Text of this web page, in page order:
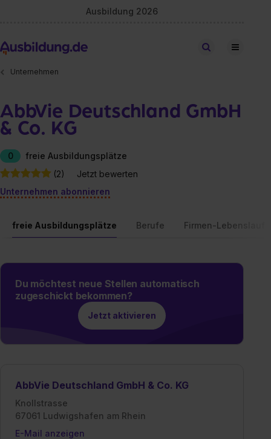
Ausbildung 2026
Stellen finden
Unternehmen
AbbVie Deutschland GmbH
& Co. KG
0
freie Ausbildungsplätze
(2)
Jetzt bewerten
Unternehmen abonnieren
freie Ausbildungsplätze Berufe Firmen-Lebenslauf
Du möchtest neue Stellen automatisch
zugeschickt bekommen?
Jetzt aktivieren
AbbVie Deutschland GmbH & Co. KG
Knollstrasse
67061 Ludwigshafen am Rhein
E-Mail anzeigen